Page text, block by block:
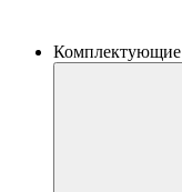
Комплектующие